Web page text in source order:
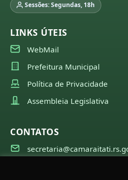
Sessões: Segundas, 18h
LINKS ÚTEIS
WebMail
Prefeitura Municipal
Política de Privacidade
Assembleia Legislativa
CONTATOS